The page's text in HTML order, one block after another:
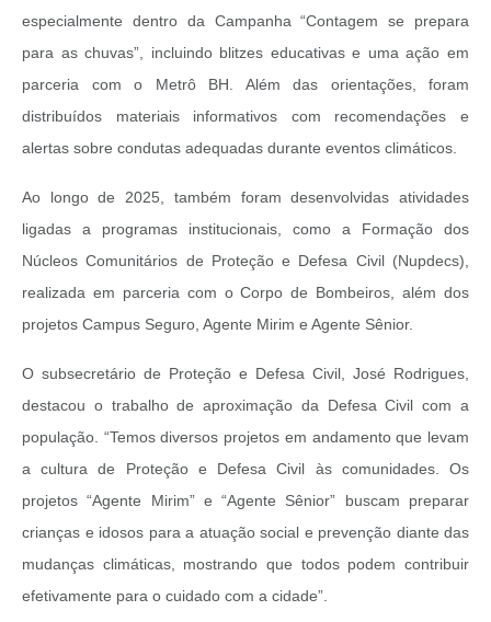
especialmente dentro da Campanha “Contagem se prepara
para as chuvas”, incluindo blitzes educativas e uma ação em
parceria com o Metrô BH. Além das orientações, foram
distribuídos materiais informativos com recomendações e
alertas sobre condutas adequadas durante eventos climáticos.
Ao longo de 2025, também foram desenvolvidas atividades
ligadas a programas institucionais, como a Formação dos
Núcleos Comunitários de Proteção e Defesa Civil (Nupdecs),
realizada em parceria com o Corpo de Bombeiros, além dos
projetos Campus Seguro, Agente Mirim e Agente Sênior.
O subsecretário de Proteção e Defesa Civil, José Rodrigues,
destacou o trabalho de aproximação da Defesa Civil com a
população. “Temos diversos projetos em andamento que levam
a cultura de Proteção e Defesa Civil às comunidades. Os
projetos “Agente Mirim” e “Agente Sênior” buscam preparar
crianças e idosos para a atuação social e prevenção diante das
mudanças climáticas, mostrando que todos podem contribuir
efetivamente para o cuidado com a cidade”.